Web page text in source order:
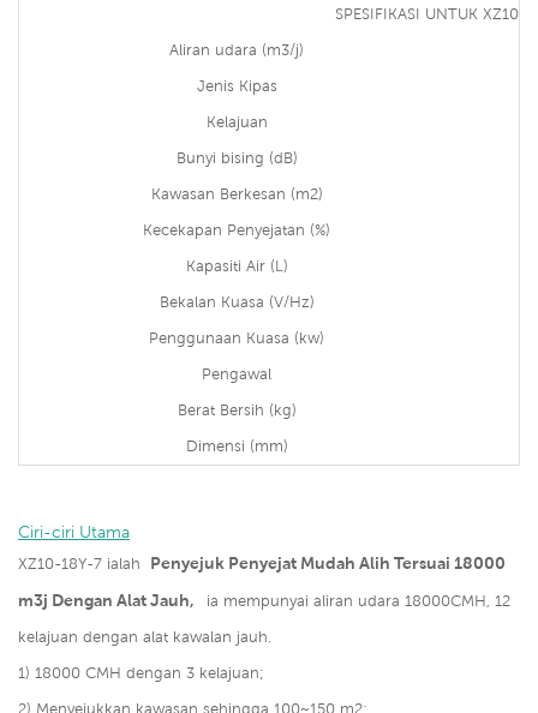
SPESIFIKASI UNTUK XZ10-
Aliran udara (m3/j)
Jenis Kipas
Kelajuan
Bunyi bising (dB)
Kawasan Berkesan (m2)
Kecekapan Penyejatan (%)
Kapasiti Air (L)
Bekalan Kuasa (V/Hz)
Penggunaan Kuasa (kw)
Pengawal
Berat Bersih (kg)
Dimensi (mm)
Ciri-ciri Utama
XZ10-18Y-7 ialah Penyejuk Penyejat Mudah Alih Tersuai 18000
m3j Dengan Alat Jauh,
ia mempunyai aliran udara 18000CMH, 12
kelajuan dengan alat kawalan jauh.
1) 18000 CMH dengan 3 kelajuan;
2) Menyejukkan kawasan sehingga 100~150 m2;